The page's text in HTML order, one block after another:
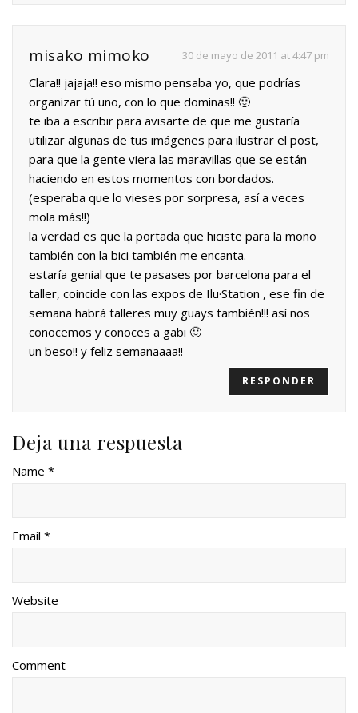
misako mimoko 30 de mayo de 2011 at 4:47 pm
Clara!! jajaja!! eso mismo pensaba yo, que podrías
organizar tú uno, con lo que dominas!! 🙂
te iba a escribir para avisarte de que me gustaría
utilizar algunas de tus imágenes para ilustrar el post,
para que la gente viera las maravillas que se están
haciendo en estos momentos con bordados.
(esperaba que lo vieses por sorpresa, así a veces
mola más!!)
la verdad es que la portada que hiciste para la mono
también con la bici también me encanta.
estaría genial que te pasases por barcelona para el
taller, coincide con las expos de Ilu·Station , ese fin de
semana habrá talleres muy guays también!!! así nos
conocemos y conoces a gabi 🙂
un beso!! y feliz semanaaaa!!
RESPONDER
Deja una respuesta
Name *
Email *
Website
Comment